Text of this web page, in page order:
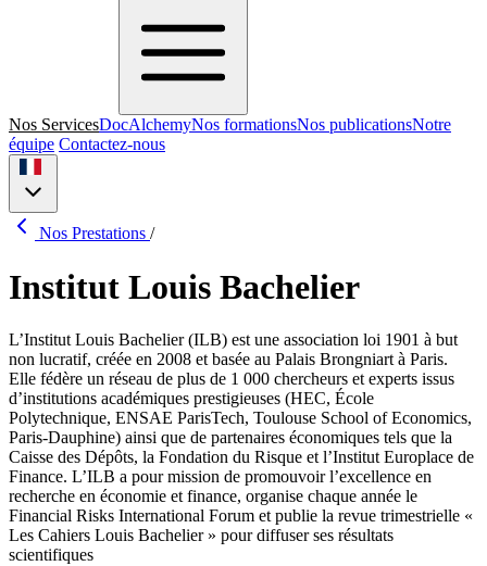
Nos ServicesDocAlchemyNos formationsNos publicationsNotre
équipe Contactez-nous
Nos Prestations /
Institut Louis Bachelier
L’Institut Louis Bachelier (ILB) est une association loi 1901 à but
non lucratif, créée en 2008 et basée au Palais Brongniart à Paris.
Elle fédère un réseau de plus de 1 000 chercheurs et experts issus
d’institutions académiques prestigieuses (HEC, École
Polytechnique, ENSAE ParisTech, Toulouse School of Economics,
Paris-Dauphine) ainsi que de partenaires économiques tels que la
Caisse des Dépôts, la Fondation du Risque et l’Institut Europlace de
Finance. L’ILB a pour mission de promouvoir l’excellence en
recherche en économie et finance, organise chaque année le
Financial Risks International Forum et publie la revue trimestrielle «
Les Cahiers Louis Bachelier » pour diffuser ses résultats
scientifiques